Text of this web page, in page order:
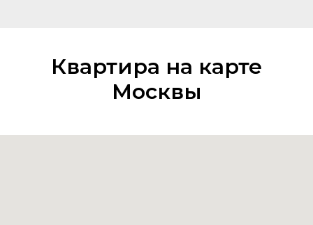
Квартира на карте
Москвы